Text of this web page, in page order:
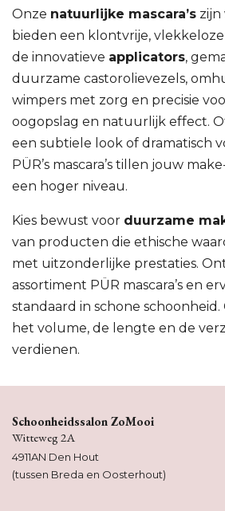
Onze natuurlijke mascara’s zijn
bieden een klontvrije,
de innovatieve applicators,
duurzame castorolievezels,
wimpers met zorg en precisie
oogopslag en natuurlijk effect.
een subtiele look of dramatisch
PÜR’s mascara’s tillen jouw
een hoger niveau.
Kies bewust voor duurzame
van producten die ethische
met uitzonderlijke prestaties.
assortiment PÜR mascara’s en
standaard in schone schoonheid.
het volume, de lengte en de
verdienen.
Schoonheidssalon ZoMooi
Witteweg 2A
4911AN Den Hout
(tussen Breda en Oosterhout)